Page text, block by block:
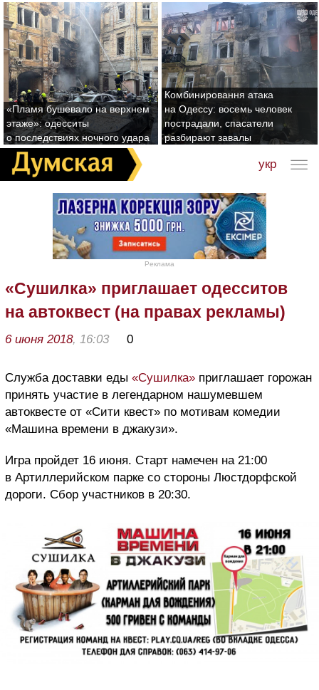
«Пламя бушевало на верхнем
этаже»: одесситы
о последствиях ночного удара
Комбинировання атака
на Одессу: восемь человек
пострадали, спасатели
разбирают завалы
укр
Реклама
«Сушилка» приглашает одесситов
на автоквест (на правах рекламы)
6 июня 2018, 16:03 0
Служба доставки еды «Сушилка» приглашает горожан
принять участие в легендарном нашумевшем
автоквесте от «Сити квест» по мотивам комедии
«Машина времени в джакузи».
Игра пройдет 16 июня. Старт намечен на 21:00
в Артиллерийском парке со стороны Люстдорфской
дороги. Сбор участников в 20:30.